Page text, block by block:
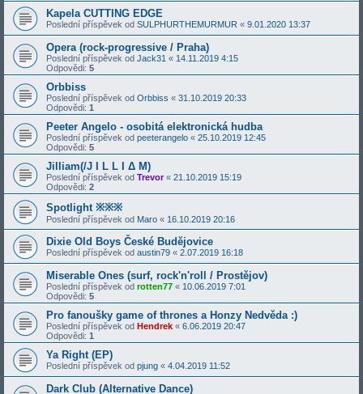
Kapela CUTTING EDGE
Poslední příspěvek od SULPHURTHEMURMUR « 9.01.2020 13:37
Opera (rock-progressive / Praha)
Poslední příspěvek od Jack31 « 14.11.2019 4:15
Odpovědi: 5
Orbbiss
Poslední příspěvek od Orbbiss « 31.10.2019 20:33
Odpovědi: 1
Peeter Angelo - osobitá elektronická hudba
Poslední příspěvek od peeterangelo « 25.10.2019 12:45
Odpovědi: 5
Jilliam(/J I L L I Δ M)
Poslední příspěvek od Trevor« 21.10.2019 15:19
Odpovědi: 2
Spotlight ※※※
Poslední příspěvek od Maro « 16.10.2019 20:16
Dixie Old Boys České Budějovice
Poslední příspěvek od austin79 « 2.07.2019 16:18
Miserable Ones (surf, rock'n'roll / Prostějov)
Poslední příspěvek od rotten77 « 10.06.2019 7:01
Odpovědi: 5
Pro fanoušky game of thrones a Honzy Nedvěda :)
Poslední příspěvek od Hendrek « 6.06.2019 20:47
Odpovědi: 1
Ya Right (EP)
Poslední příspěvek od pjung « 4.04.2019 11:52
Dark Club (Alternative Dance)